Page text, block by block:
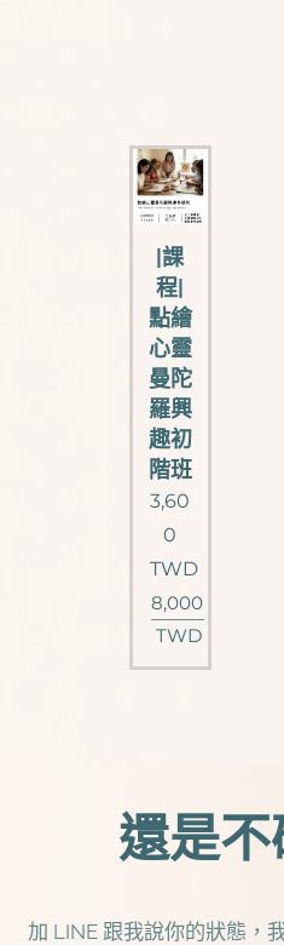
|課
程|
點繪
心靈
曼陀
羅興
趣初
階班
3,60
0
TWD
8,000
TWD
還是不
加 LINE 跟我說你的狀態，